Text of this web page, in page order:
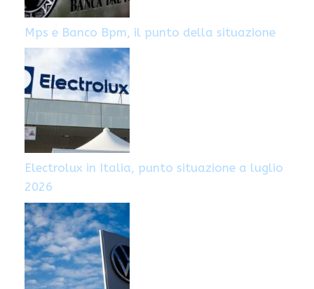
Mps e Banco Bpm, il punto della situazione
Electrolux in Italia, punto situazione a luglio
2026